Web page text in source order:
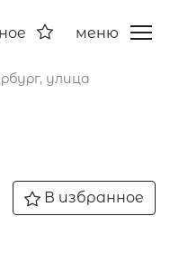
меню
улица
В избранное